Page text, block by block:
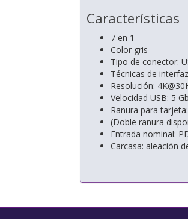
Características
7 en 1
Color gris
Tipo de conector:
Técnicas de
Resolución:
Velocidad USB: 5
Ranura para
(Doble ranura
Entrada nominal:
Carcasa: aleación